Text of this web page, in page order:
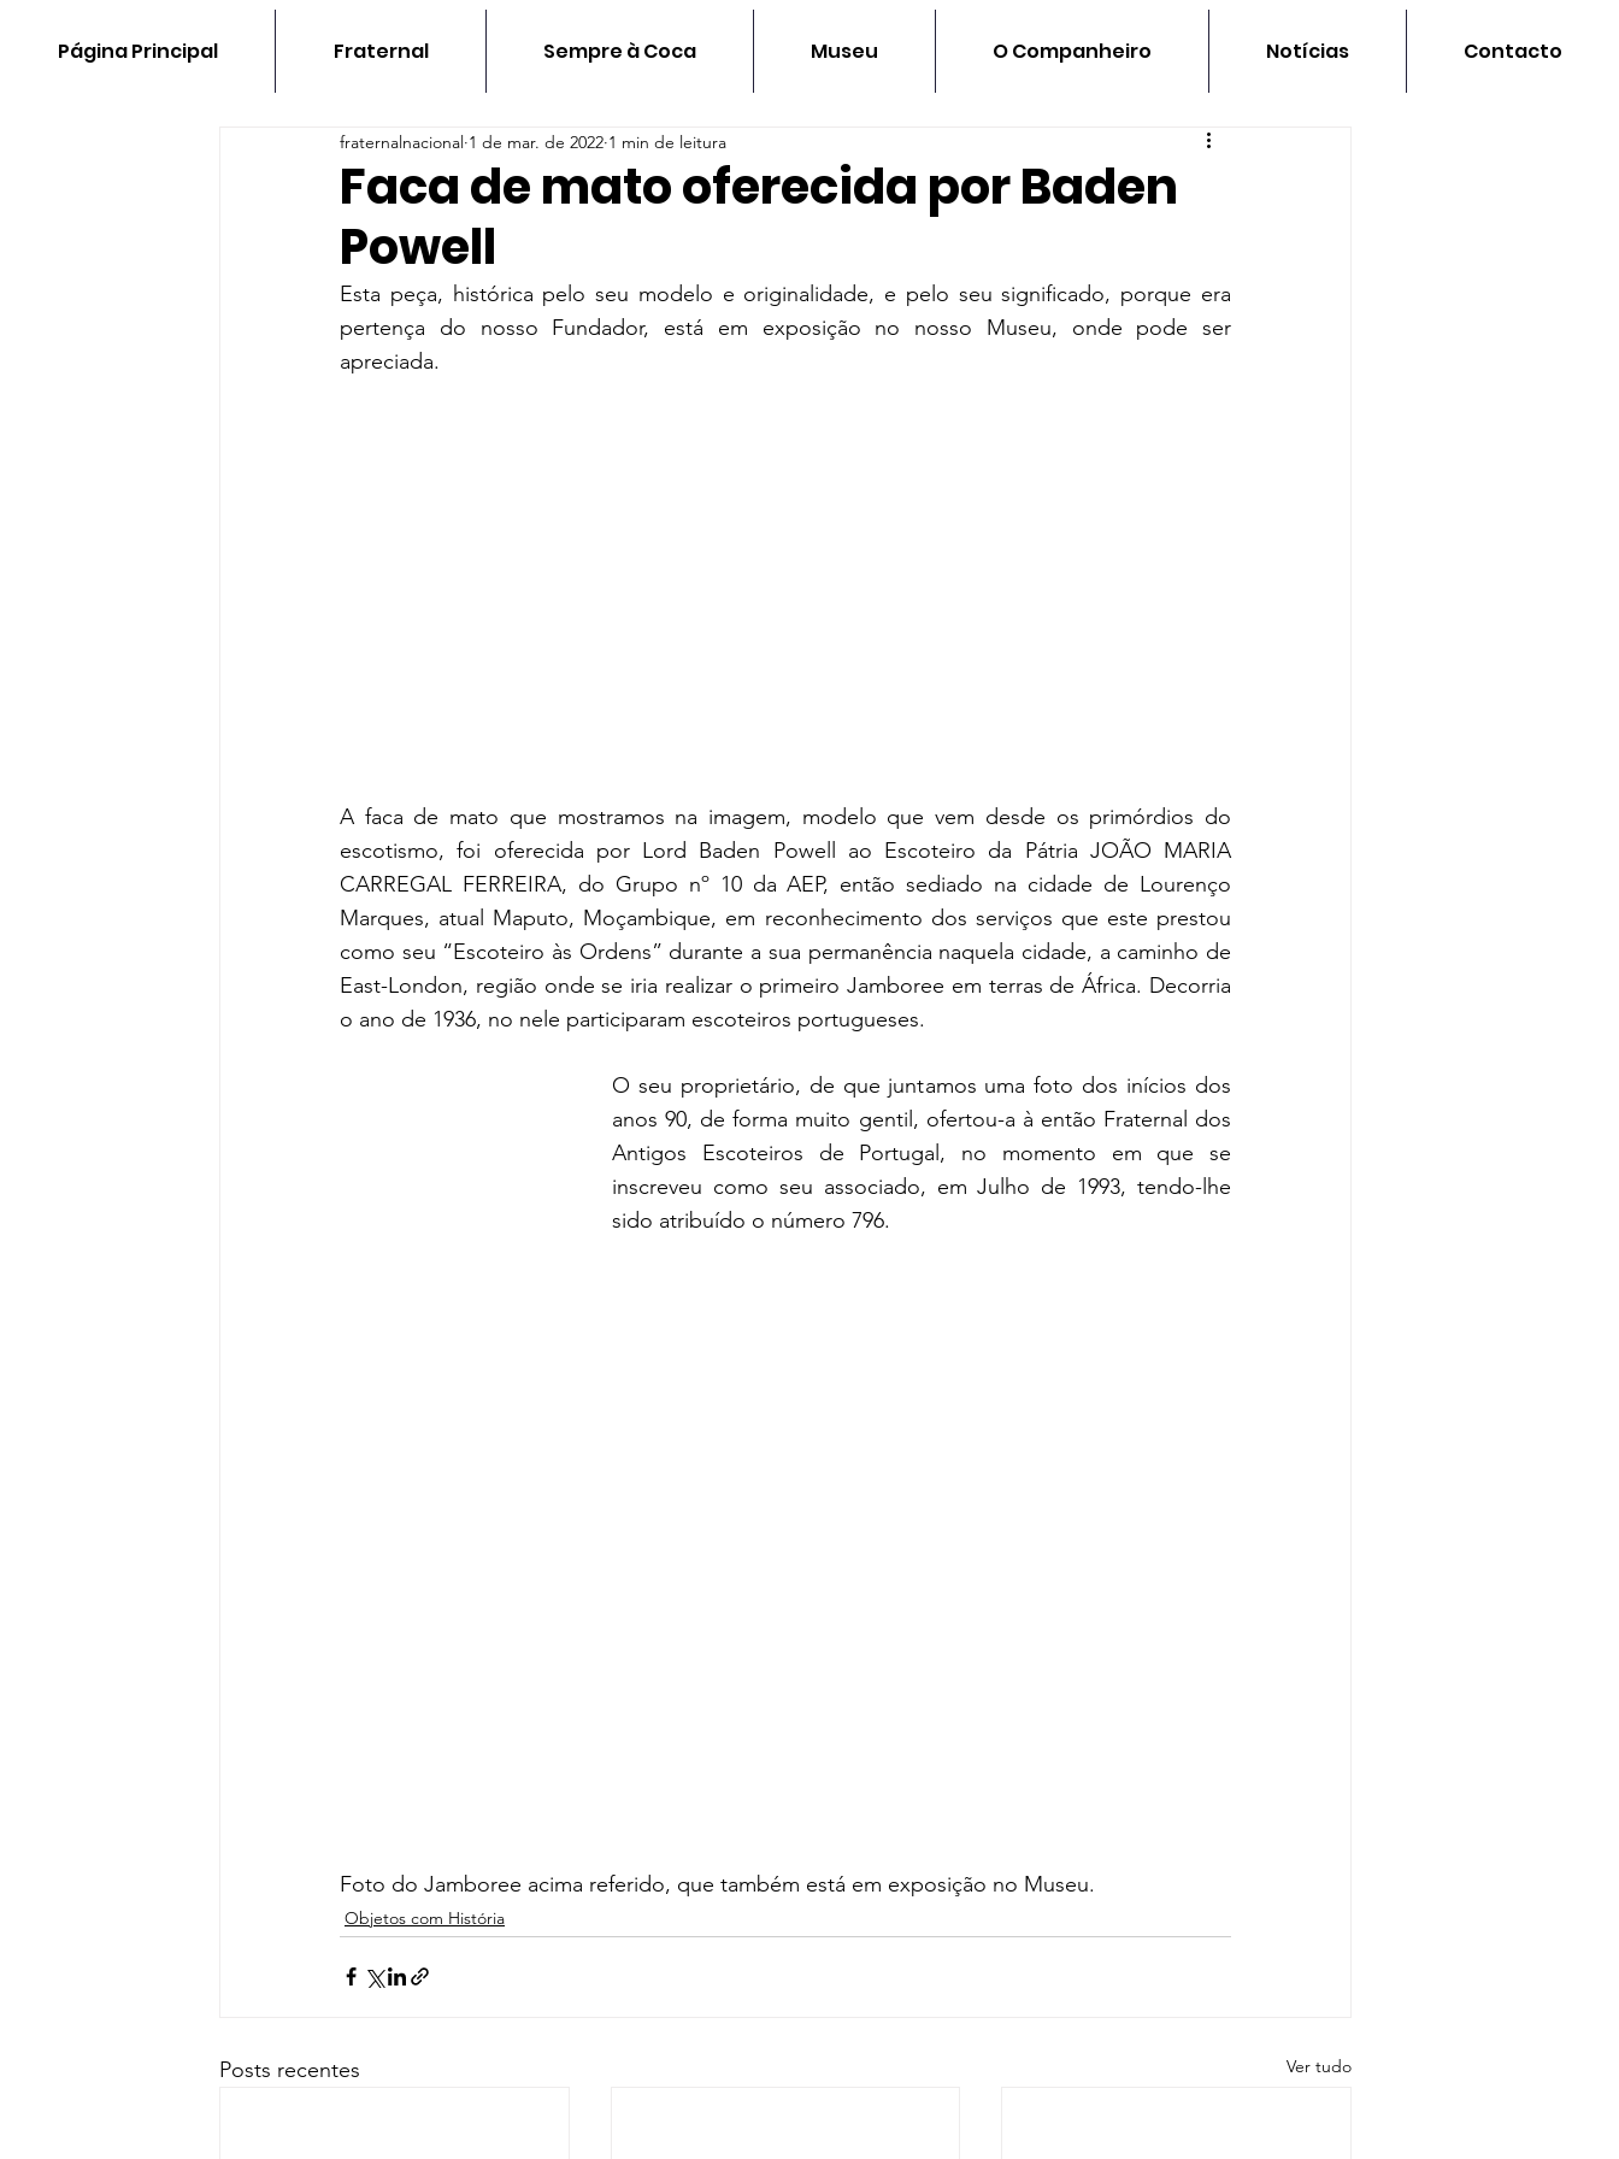
Página Principal Fraternal Sempre à Coca Museu O Companheiro Notícias Contacto
Faca de mato oferecida por Baden
Powell
fraternalnacional 1 de mar. de 2022 1 min de leitura
Esta peça, histórica pelo seu modelo e originalidade, e pelo seu significado, porque era
pertença do nosso Fundador, está em exposição no nosso Museu, onde pode ser
apreciada.
A faca de mato que mostramos na imagem, modelo que vem desde os primórdios do
escotismo, foi oferecida por Lord Baden Powell ao Escoteiro da Pátria JOÃO MARIA
CARREGAL FERREIRA, do Grupo nº 10 da AEP, então sediado na cidade de Lourenço
Marques, atual Maputo, Moçambique, em reconhecimento dos serviços que este prestou
como seu “Escoteiro às Ordens” durante a sua permanência naquela cidade, a caminho de
East-London, região onde se iria realizar o primeiro Jamboree em terras de África. Decorria
o ano de 1936, no nele participaram escoteiros portugueses.
O seu proprietário, de que juntamos uma foto dos inícios dos
anos 90, de forma muito gentil, ofertou-a à então Fraternal dos
Antigos Escoteiros de Portugal, no momento em que se
inscreveu como seu associado, em Julho de 1993, tendo-lhe
sido atribuído o número 796.
Foto do Jamboree acima referido, que também está em exposição no Museu.
Objetos com História
Posts recentes Ver tudo